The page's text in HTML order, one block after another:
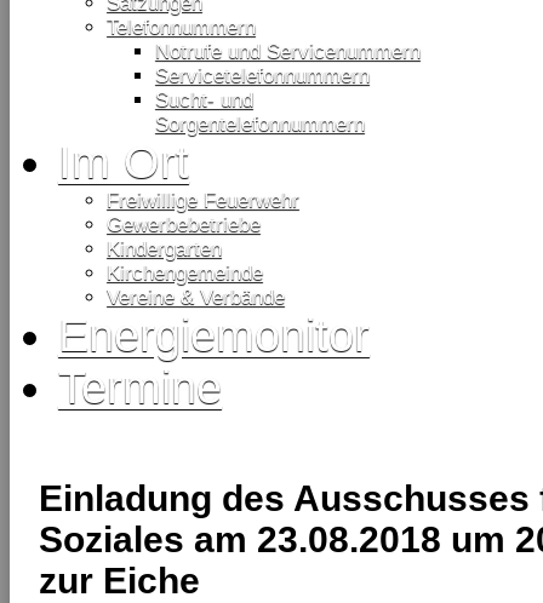
Telefonnummern
Notrufe und Servicenummern
Servicetelefonnummern
Sucht- und
Sorgentelefonnummern
Im Ort
Freiwillige Feuerwehr
Gewerbebetriebe
Kindergarten
Kirchengemeinde
Vereine & Verbände
Energiemonitor
Termine
Einladung des
Soziales am 23.08.2018 um
zur Eiche